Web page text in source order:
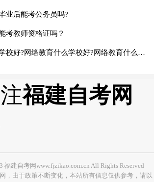
业后能考公务员吗?
考教师资格证吗？
网络教育什么学校好?网络教育什么学校好?网络教育什么学校好?网络教育什么学校好?网络教育什么学校好?
福建自考网
福建自考网www.fjzikao.com.cn All Rights Reserved
，由于政策不断变化，本站所有信息仅供参考，请以